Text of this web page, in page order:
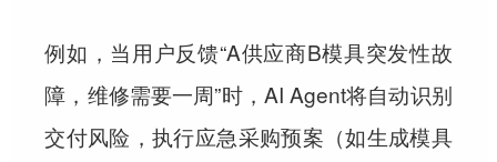
例如，当用户反馈“A供应商B模具突发性故
障，维修需要一周”时，AI Agent将自动识别
交付风险，执行应急采购预案（如生成模具